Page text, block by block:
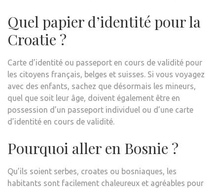
Quel papier d’identité pour la
Croatie ?
Carte d’identité ou passeport en cours de validité pour
les citoyens français, belges et suisses. Si vous voyagez
avec des enfants, sachez que désormais les mineurs,
quel que soit leur âge, doivent également être en
possession d’un passeport individuel ou d’une carte
d’identité en cours de validité.
Pourquoi aller en Bosnie ?
Qu’ils soient serbes, croates ou bosniaques, les
habitants sont facilement chaleureux et agréables pour